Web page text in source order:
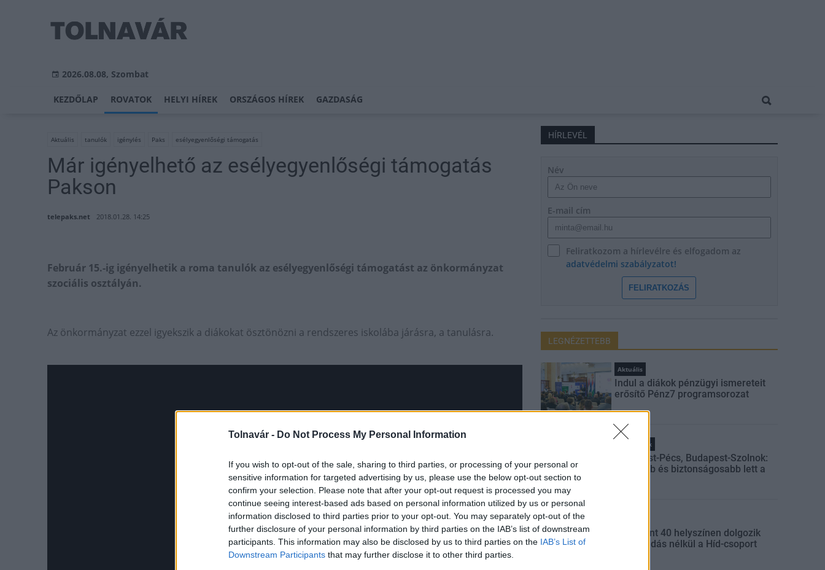
Tolnavár - Do Not Process My Personal Information
If you wish to opt-out of the sale, sharing to third parties, or processing of your personal or
sensitive information for targeted advertising by us, please use the below opt-out section to
confirm your selection. Please note that after your opt-out request is processed you may
continue seeing interest-based ads based on personal information utilized by us or personal
information disclosed to third parties prior to your opt-out. You may separately opt-out of the
further disclosure of your personal information by third parties on the IAB’s list of downstream
participants. This information may also be disclosed by us to third parties on the IAB’s List of
Downstream Participants that may further disclose it to other third parties.
2026.08.08, Szombat
KEZDŐLAP ROVATOK HELYI HÍREK ORSZÁGOS HÍREK GAZDASÁG
Aktuális tanulók igénylés Paks esélyegyenlőségi támogatás
Már igényelhető az esélyegyenlőségi támogatás
Pakson
telepaks.net 2018.01.28. 14:25
Február 15.-ig igényelhetik a roma tanulók az esélyegyenlőségi támogatást az önkormányzat
szociális osztályán.
Az önkormányzat ezzel igyekszik a diákokat ösztönözni a rendszeres iskolába járásra, a tanulásra.
HÍRLEVÉL
Név
E-mail cím
Feliratkozom a hírlevélre és elfogadom az
adatvédelmi szabályzatot!
FELIRATKOZÁS
LEGNÉZETTEBB
Aktuális
Indul a diákok pénzügyi ismereteit
erősítő Pénz7 programsorozat
Helyi hírek
Budapest-Pécs, Budapest-Szolnok:
gyorsabb és biztonságosabb lett a
Több mint 40 helyszínen dolgozik
fennakadás nélkül a Híd-csoport